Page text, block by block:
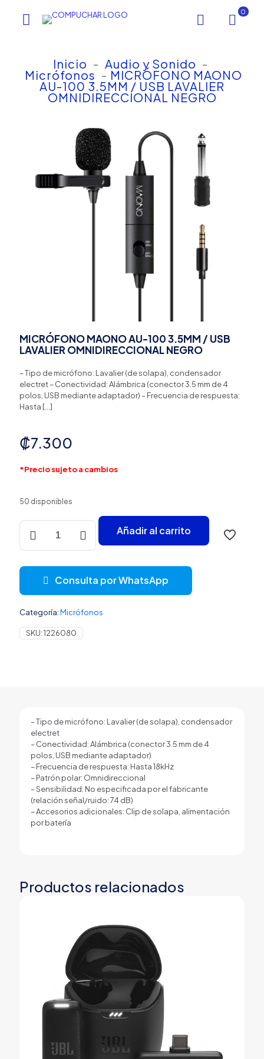
0
Inicio - Audio y Sonido -
Micrófonos - MICRÓFONO MAONO
AU-100 3.5MM / USB LAVALIER
OMNIDIRECCIONAL NEGRO
MICRÓFONO MAONO AU-100 3.5MM / USB
LAVALIER OMNIDIRECCIONAL NEGRO
– Tipo de micrófono: Lavalier (de solapa), condensador
electret – Conectividad: Alámbrica (conector 3.5 mm de 4
polos, USB mediante adaptador) – Frecuencia de respuesta:
Hasta […]
₡7.300
*Precio sujeto a cambios
50 disponibles
MICRÓFONO
AU-
3.5MM
USB
OMNIDIRECCIONAL
NEGRO
cantidad
Añadir al carrito
Consulta por WhatsApp
Categoría:Micrófonos
SKU:1226080
– Tipo de micrófono: Lavalier (de solapa), condensador
electret
– Conectividad: Alámbrica (conector 3.5 mm de 4
polos, USB mediante adaptador)
– Frecuencia de respuesta: Hasta 18kHz
– Patrón polar: Omnidireccional
– Sensibilidad: No especificada por el fabricante
(relación señal/ruido: 74 dB)
– Accesorios adicionales: Clip de solapa, alimentación
por batería
Productos relacionados